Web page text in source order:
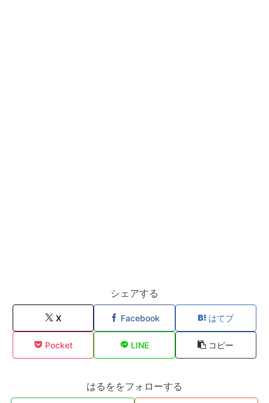
シェアする
X Facebook はてブ
Pocket LINE コピー
はるををフォローする